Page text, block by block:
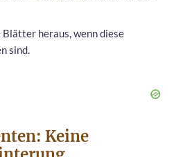
Blätter heraus, wenn diese
sind.
Keine